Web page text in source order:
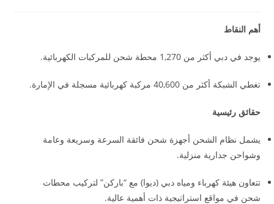
أهم النقاط
يوجد في دبي أكثر من 1,270 محطة شحن للمركبات الكهربائية.
تغطي الشبكة أكثر من 40,600 مركبة كهربائية مسجلة في الإمارة.
حقائق رئيسية
يشمل نظام الشحن أجهزة شحن فائقة السرعة وسريعة وعامة
وشواحن جدارية منزلية.
تتعاون هيئة كهرباء ومياه دبي (ديوا) مع “باركن” لتركيب محطات
شحن في مواقع استراتيجية ذات أهمية عالية.